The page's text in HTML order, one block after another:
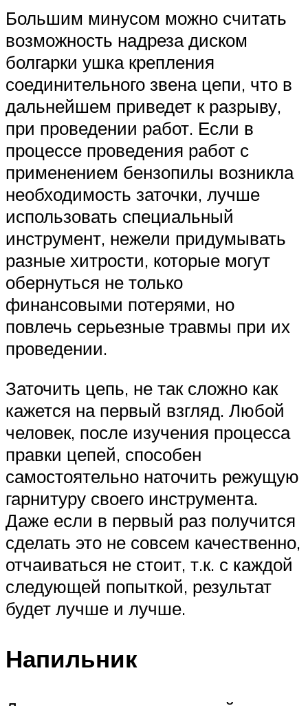
Большим минусом можно считать
возможность надреза диском
болгарки ушка крепления
соединительного звена цепи, что в
дальнейшем приведет к разрыву,
при проведении работ. Если в
процессе проведения работ с
применением бензопилы возникла
необходимость заточки, лучше
использовать специальный
инструмент, нежели придумывать
разные хитрости, которые могут
обернуться не только
финансовыми потерями, но
повлечь серьезные травмы при их
проведении.
Заточить цепь, не так сложно как
кажется на первый взгляд. Любой
человек, после изучения процесса
правки цепей, способен
самостоятельно наточить режущую
гарнитуру своего инструмента.
Даже если в первый раз получится
сделать это не совсем качественно,
отчаиваться не стоит, т.к. с каждой
следующей попыткой, результат
будет лучше и лучше.
Напильник